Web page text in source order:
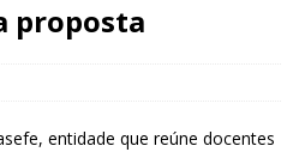
proposta
entidade que reúne docentes